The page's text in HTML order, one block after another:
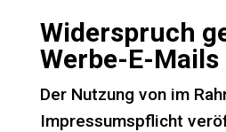
Widerspruch
Werbe-E-Mails
Der Nutzung von im
Impressumspflicht